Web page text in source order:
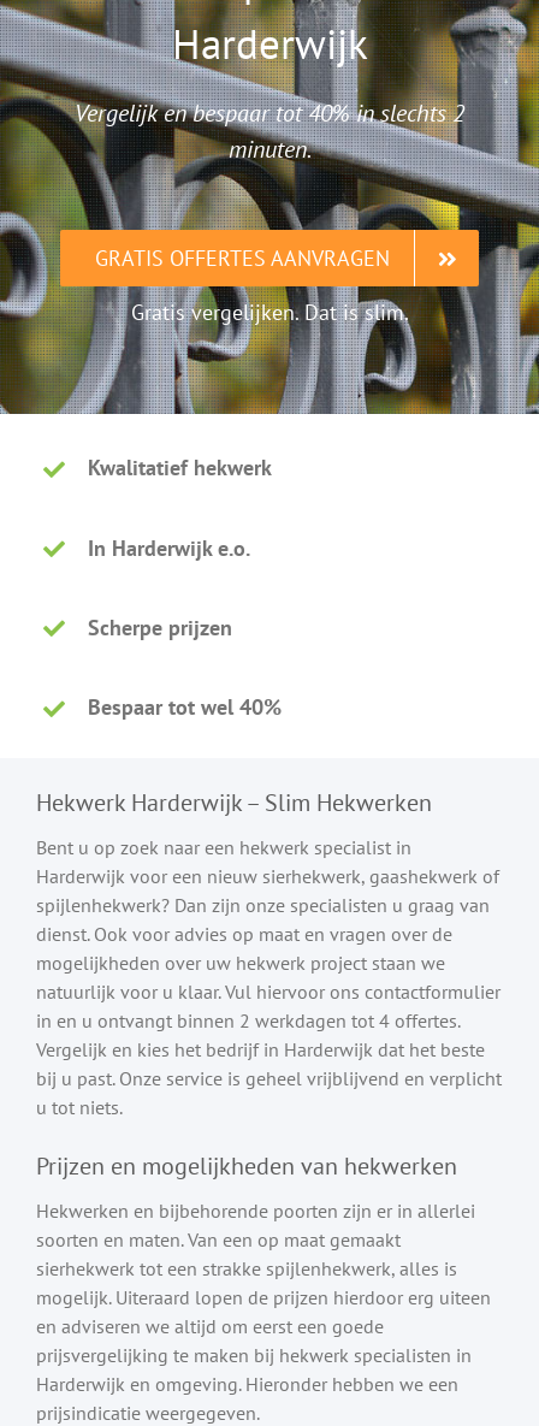
Harderwijk
Vergelijk en bespaar tot 40% in slechts 2
minuten.
GRATIS OFFERTES AANVRAGEN
Gratis vergelijken. Dat is slim.
Kwalitatief hekwerk
In Harderwijk e.o.
Scherpe prijzen
Bespaar tot wel 40%
Hekwerk Harderwijk – Slim Hekwerken
Bent u op zoek naar een hekwerk specialist in
Harderwijk voor een nieuw sierhekwerk, gaashekwerk of
spijlenhekwerk? Dan zijn onze specialisten u graag van
dienst. Ook voor advies op maat en vragen over de
mogelijkheden over uw hekwerk project staan we
natuurlijk voor u klaar. Vul hiervoor ons contactformulier
in en u ontvangt binnen 2 werkdagen tot 4 offertes.
Vergelijk en kies het bedrijf in Harderwijk dat het beste
bij u past. Onze service is geheel vrijblijvend en verplicht
u tot niets.
Prijzen en mogelijkheden van hekwerken
Hekwerken en bijbehorende poorten zijn er in allerlei
soorten en maten. Van een op maat gemaakt
sierhekwerk tot een strakke spijlenhekwerk, alles is
mogelijk. Uiteraard lopen de prijzen hierdoor erg uiteen
en adviseren we altijd om eerst een goede
prijsvergelijking te maken bij hekwerk specialisten in
Harderwijk en omgeving. Hieronder hebben we een
prijsindicatie weergegeven.